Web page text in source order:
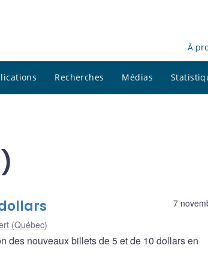
À
Recherches Médias
7
(Québec)
des nouveaux billets de 5 et de 10 dollars en